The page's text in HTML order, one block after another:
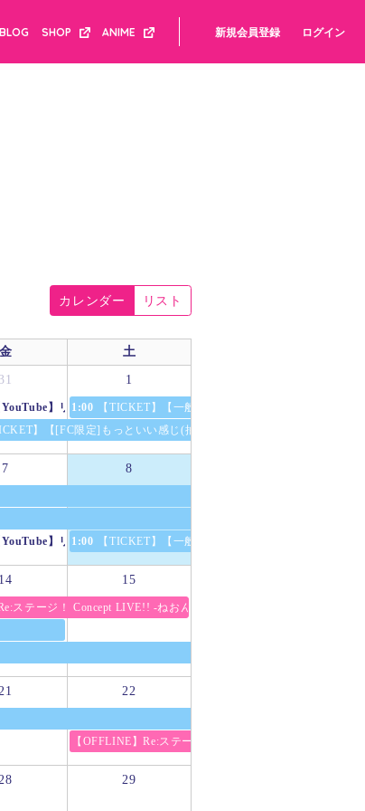
BLOG SHOP ANIME 新規会員登録 ログイン
カレンダー リスト
金 土
31
YouTube】リステップTV -生放送/増刊号- #41
】【[FC限定]もっといい感じ(抽選)】Re:ステージ! TROIS
1
1:00 【TICKET】【一般販売(先着)】Re:ステージ！
7
YouTube】リステップRadio -生放送/増刊号- #3
8
1:00 【TICKET】【一般販売(先着)】Re:ステージ！ -ね
14
ステージ！ Concept LIVE!! -ねおんのなつまつり-
15
22
【OFFLINE】Re:ステージ! -ねおんのなつまつり- After
29